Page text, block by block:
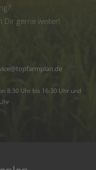
Dir gerne weiter!
8:30 Uhr bis 16:30 Uhr und